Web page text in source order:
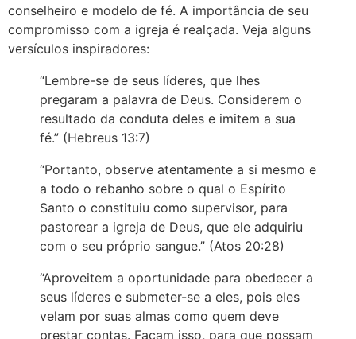
conselheiro e modelo de fé. A importância de seu
compromisso com a igreja é realçada. Veja alguns
versículos inspiradores:
“Lembre-se de seus líderes, que lhes
pregaram a palavra de Deus. Considerem o
resultado da conduta deles e imitem a sua
fé.” (Hebreus 13:7)
“Portanto, observe atentamente a si mesmo e
a todo o rebanho sobre o qual o Espírito
Santo o constituiu como supervisor, para
pastorear a igreja de Deus, que ele adquiriu
com o seu próprio sangue.” (Atos 20:28)
“Aproveitem a oportunidade para obedecer a
seus líderes e submeter-se a eles, pois eles
velam por suas almas como quem deve
prestar contas. Façam isso, para que possam